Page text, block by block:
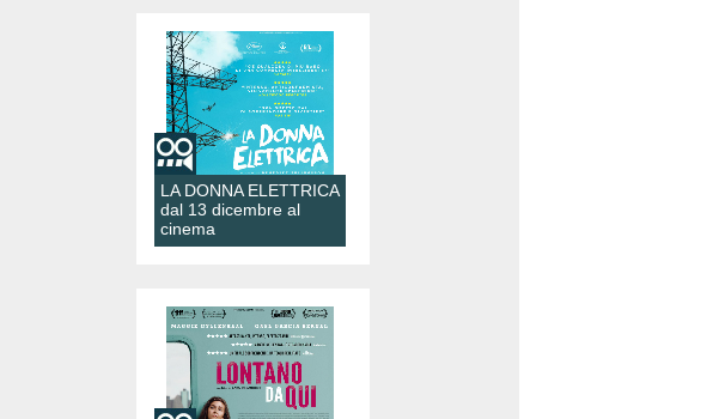
LA DONNA ELETTRICA
dal 13 dicembre al
cinema